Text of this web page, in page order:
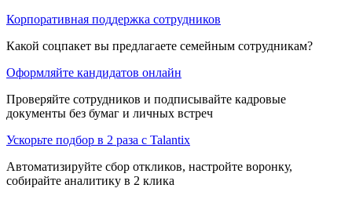
Корпоративная поддержка сотрудников
Какой соцпакет вы предлагаете семейным сотрудникам?
Оформляйте кандидатов онлайн
Проверяйте сотрудников и подписывайте кадровые
документы без бумаг и личных встреч
Ускорьте подбор в 2 раза с Talantix
Автоматизируйте сбор откликов, настройте воронку,
собирайте аналитику в 2 клика